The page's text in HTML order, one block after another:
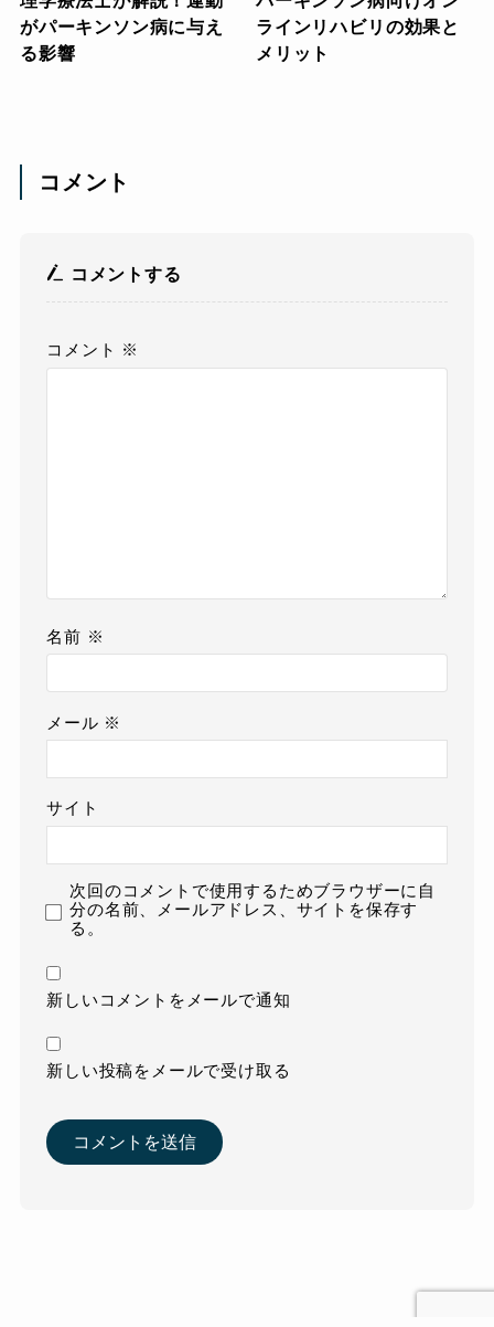
がパーキンソン病に与え
る影響
ラインリハビリの効果と
メリット
コメント
コメントする
コメント ※
名前 ※
メール ※
サイト
次回のコメントで使用するためブラウザーに自
分の名前、メールアドレス、サイトを保存す
る。
新しいコメントをメールで通知
新しい投稿をメールで受け取る